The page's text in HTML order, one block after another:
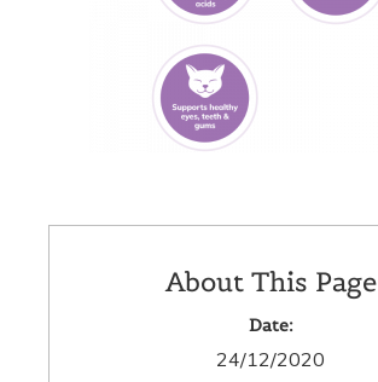
About This Page
Date:
24/12/2020